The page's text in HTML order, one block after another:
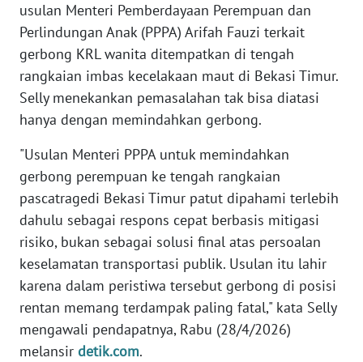
usulan Menteri Pemberdayaan Perempuan dan
Perlindungan Anak (PPPA) Arifah Fauzi terkait
gerbong KRL wanita ditempatkan di tengah
rangkaian imbas kecelakaan maut di Bekasi Timur.
Selly menekankan pemasalahan tak bisa diatasi
hanya dengan memindahkan gerbong.
"Usulan Menteri PPPA untuk memindahkan
gerbong perempuan ke tengah rangkaian
pascatragedi Bekasi Timur patut dipahami terlebih
dahulu sebagai respons cepat berbasis mitigasi
risiko, bukan sebagai solusi final atas persoalan
keselamatan transportasi publik. Usulan itu lahir
karena dalam peristiwa tersebut gerbong di posisi
rentan memang terdampak paling fatal," kata Selly
mengawali pendapatnya, Rabu (28/4/2026)
melansir detik.com.
Informasi
INDEKS
BERITA
KONTAK
KAMI
INFO
IKLAN
TENTANG
KAMI
PEDOMAN
MEDIA
SIBER